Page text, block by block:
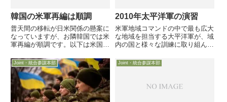
韓国の米軍再編は順調
普天間の移転が日米関係の懸案に
なっていますが、お隣韓国では米
軍再編が順調です。以下は米国防
めて順調！！との記事の中身で
す。ソウルの南、約70kmのピョ
ンテク（平沢）に巨大な米軍基地
が建設中の様子を伝えています
2010年太平洋軍の演習
米軍地域コマンドの中で最も広大
な地域を担当する大平洋軍が、域
内の国と様々な訓練に取り組んで
Joint・統合参謀本部 Joint・統合参謀本部